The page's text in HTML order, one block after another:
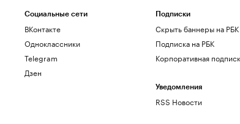
Социальные сети
ВКонтакте
Одноклассники
Telegram
Дзен
Подписки
Скрыть баннеры на РБК
Подписка на РБК
Корпоративная
Уведомления
RSS Новости